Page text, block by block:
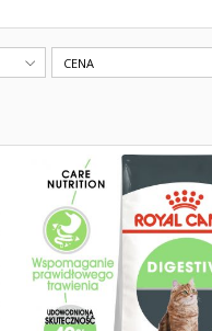
CENA